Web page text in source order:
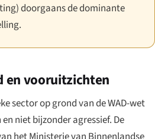
doorgaans de dominante
en vooruitzichten
sector op grond van de WAD-wet
niet bijzonder agressief. De